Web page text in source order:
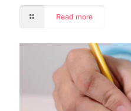
Read more